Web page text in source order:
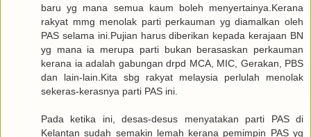
baru yg mana semua kaum boleh menyertainya.Kerana
rakyat mmg menolak parti perkauman yg diamalkan oleh
PAS selama ini.Pujian harus diberikan kepada kerajaan BN
yg mana ia merupa parti bukan berasaskan perkauman
kerana ia adalah gabungan drpd MCA, MIC, Gerakan, PBS
dan lain-lain.Kita sbg rakyat melaysia perlulah menolak
sekeras-kerasnya parti PAS ini.
Pada ketika ini, desas-desus menyatakan parti PAS di
Kelantan sudah semakin lemah kerana pemimpin PAS yg